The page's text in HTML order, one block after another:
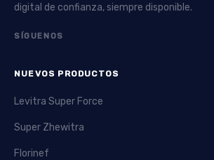
digital de confianza, siempre disponible.
SÍGUENOS
NUEVOS PRODUCTOS
Levitra Super Force
Super Zhewitra
Florinef